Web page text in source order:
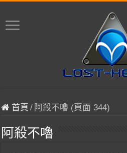
首頁 / 阿殺不嚕 (頁面 344)
阿殺不嚕